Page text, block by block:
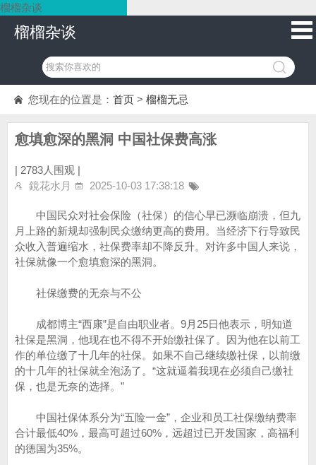
榴榴杂谈
榴榴杂谈
您现在的位置是： 首页 > 榴榴无忌
愈填愈深的黑洞 中国社保费高涨
| 2783人围观 |
鏡花水月
2025-10-03 17:38:18
中国民众对社会保险（社保）的信心早已濒临崩溃，但九
月上路的新规却强制民众缴纳更高的费用。当经济下行导致民
众收入普遍缩水，社保费率却不降反升。对许多中国人来说，
社保就像一个愈填愈深的黑洞。
社保缴费的无奈与不公
成都博主“西康”是自由职业者。9月25日他表示，明知道
社保是黑洞，他现在也不得不开始缴社保了。因为他在以前工
作的单位缴了十几年的社保。如果不自己继续缴社保，以前缴
的十几年的社保就全泡汤了。“这就逼着我现在必须自己缴社
保，也是无奈的选择。”
中国社保体系分为“五险一金”，企业和员工社保缴纳费率
合计最低40%，最高可超过60%，远超过已开发国家，高福利
的德国为35%。